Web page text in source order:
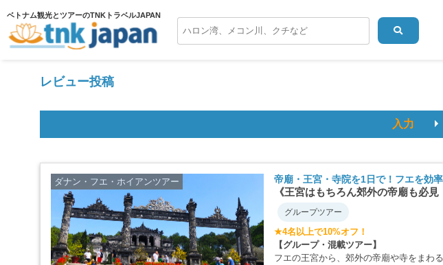
ベトナム観光とツアーのTNKトラベルJAPAN
レビュー投稿
入力
ダナン・フエ・ホイアンツアー 帝廟・王宮・寺院を1日で！フエを効
《王宮はもちろん郊外の帝廟も必
グループツアー
★4名以上で10%オフ！
【グループ・混載ツアー】
フエの王宮から、郊外の帝廟や寺をまわ